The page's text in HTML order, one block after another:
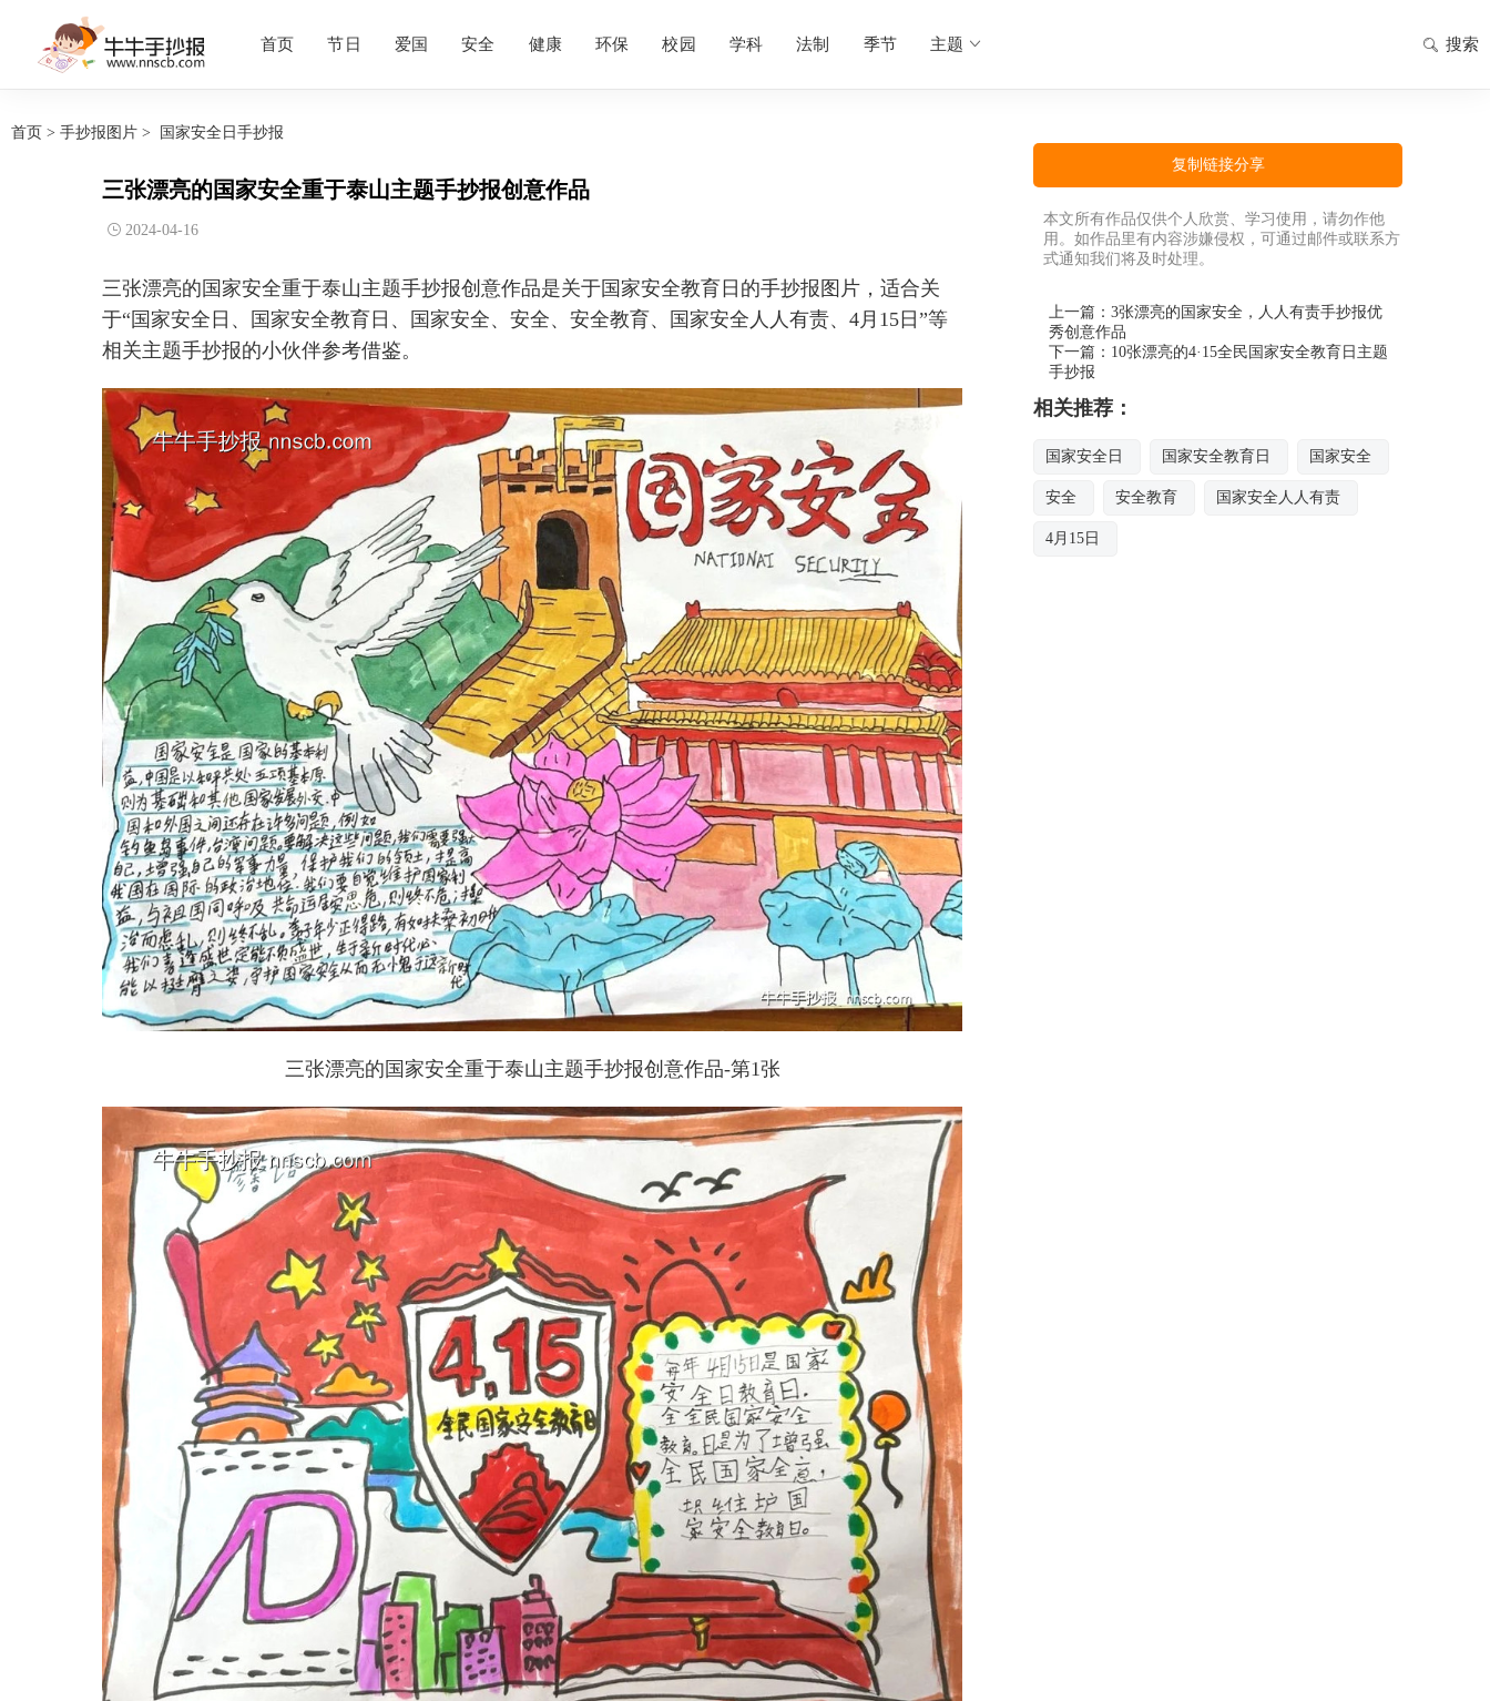
首页 节日 爱国 安全 健康 环保 校园 学科 法制 季节 主题 搜索
首页 > 手抄报图片 > 国家安全日手抄报
三张漂亮的国家安全重于泰山主题手抄报创意作品
2024-04-16
三张漂亮的国家安全重于泰山主题手抄报创意作品是关于国家安全教育日的手抄报图片，适合关
于“国家安全日、国家安全教育日、国家安全、安全、安全教育、国家安全人人有责、4月15日”等
相关主题手抄报的小伙伴参考借鉴。
三张漂亮的国家安全重于泰山主题手抄报创意作品-第1张
复制链接分享
本文所有作品仅供个人欣赏、学习使用，请勿作他
用。如作品里有内容涉嫌侵权，可通过邮件或联系方
式通知我们将及时处理。
上一篇： 3张漂亮的国家安全，人人有责手抄报优
秀创意作品
下一篇： 10张漂亮的4·15全民国家安全教育日主题
手抄报
相关推荐：
国家安全日 国家安全教育日 国家安全
安全 安全教育 国家安全人人有责
4月15日